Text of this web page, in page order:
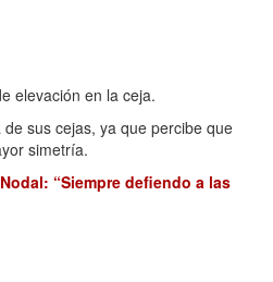
elevación en la ceja.
sus cejas, ya que percibe que
simetría.
“Siempre defiendo a las